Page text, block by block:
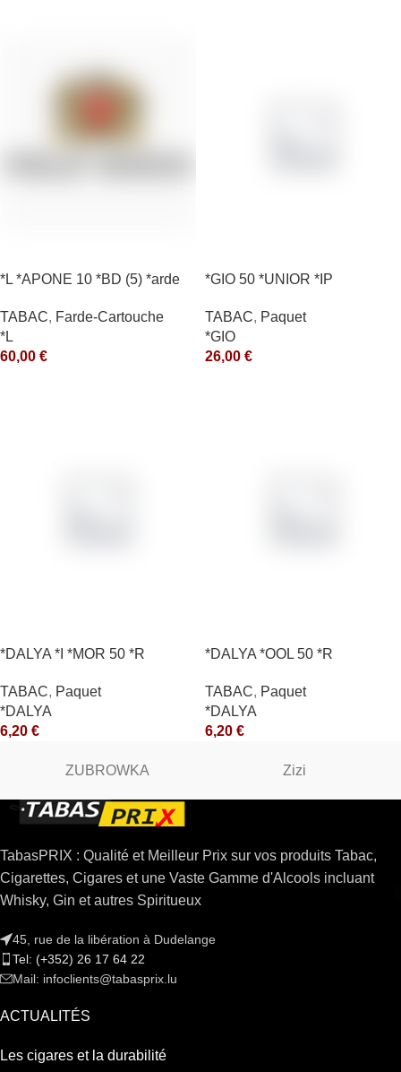
*L *APONE 10 *BD (5) *arde
TABAC, Farde-Cartouche
*L
60,00 €
*GIO 50 *UNIOR *IP
TABAC, Paquet
*GIO
26,00 €
*DALYA *I *MOR 50 *R
TABAC, Paquet
*DALYA
6,20 €
*DALYA *OOL 50 *R
TABAC, Paquet
*DALYA
6,20 €
ZUBROWKA Zizi
TabasPRIX : Qualité et Meilleur Prix sur vos produits Tabac,
Cigarettes, Cigares et une Vaste Gamme d'Alcools incluant
Whisky, Gin et autres Spiritueux
45, rue de la libération à Dudelange
Tel: (+352) 26 17 64 22
Mail: infoclients@tabasprix.lu
ACTUALITÉS
Les cigares et la durabilité